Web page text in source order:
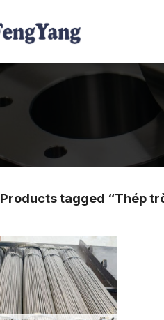
Products tagged “Thép